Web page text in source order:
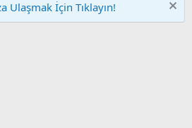
Ulaşmak İçin Tıklayın!